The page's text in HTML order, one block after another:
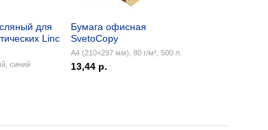
для
Linc
синий
Бумага офисная
SvetoCopy
А4 (210×297 мм), 80 г/м², 500 л.
13,44 р.